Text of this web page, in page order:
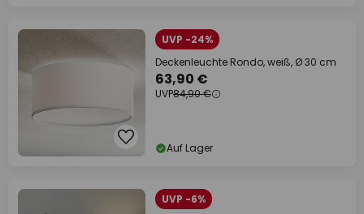
UVP -24%
Deckenleuchte Rondo, weiß, Ø 30 cm
63,90 €
UVP84,90 €
Auf Lager
UVP -6%